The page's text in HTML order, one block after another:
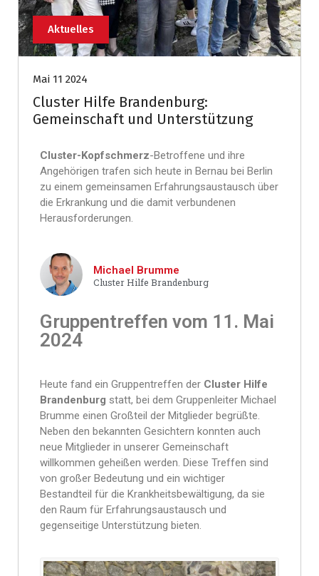
Aktuelles
Mai 11 2024
Cluster Hilfe Brandenburg:
Gemeinschaft und Unterstützung
Cluster-Kopfschmerz-Betroffene und ihre
Angehörigen trafen sich heute in Bernau bei Berlin
zu einem gemeinsamen Erfahrungsaustausch über
die Erkrankung und die damit verbundenen
Herausforderungen.
Michael Brumme
Cluster Hilfe Brandenburg
Gruppentreffen vom 11. Mai
2024
Heute fand ein Gruppentreffen der Cluster Hilfe
Brandenburg statt, bei dem Gruppenleiter Michael
Brumme einen Großteil der Mitglieder begrüßte.
Neben den bekannten Gesichtern konnten auch
neue Mitglieder in unserer Gemeinschaft
willkommen geheißen werden. Diese Treffen sind
von großer Bedeutung und ein wichtiger
Bestandteil für die Krankheitsbewältigung, da sie
den Raum für Erfahrungsaustausch und
gegenseitige Unterstützung bieten.